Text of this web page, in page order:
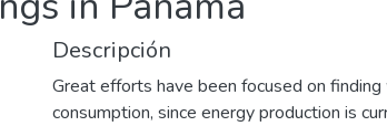
Descripción
Great efforts have been focused on
consumption, since energy production is